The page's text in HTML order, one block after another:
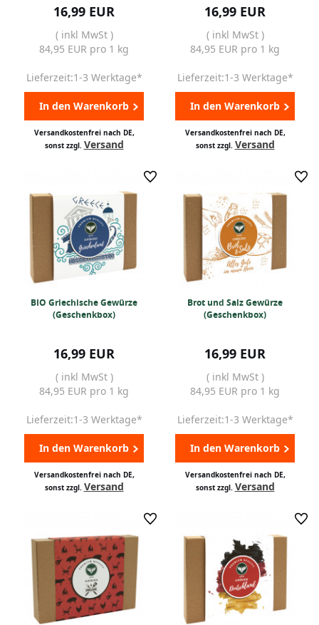
16,99 EUR
( inkl MwSt )
84,95 EUR pro 1 kg
Lieferzeit:1-3 Werktage*
In den Warenkorb
Versandkostenfrei nach DE,
sonst zzgl. Versand
16,99 EUR
( inkl MwSt )
84,95 EUR pro 1 kg
Lieferzeit:1-3 Werktage*
In den Warenkorb
Versandkostenfrei nach DE,
sonst zzgl. Versand
BIO Griechische Gewürze
(Geschenkbox)
16,99 EUR
( inkl MwSt )
84,95 EUR pro 1 kg
Lieferzeit:1-3 Werktage*
In den Warenkorb
Versandkostenfrei nach DE,
sonst zzgl. Versand
Brot und Salz Gewürze
(Geschenkbox)
16,99 EUR
( inkl MwSt )
84,95 EUR pro 1 kg
Lieferzeit:1-3 Werktage*
In den Warenkorb
Versandkostenfrei nach DE,
sonst zzgl. Versand